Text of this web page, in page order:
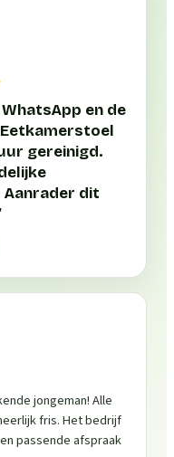
en de
gereinigd.
dit
jongeman! Alle
fris. Het bedrijf
passende afspraak